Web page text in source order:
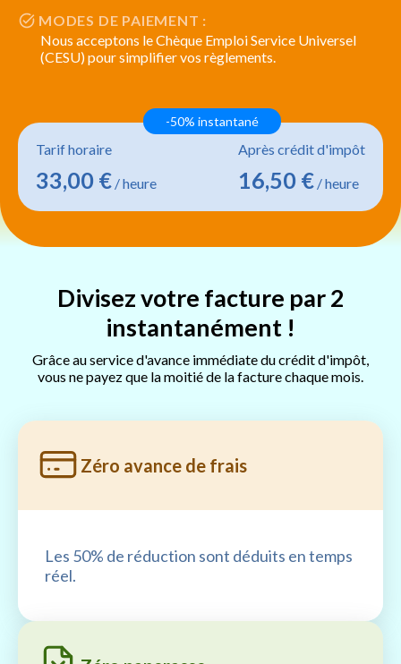
MODES DE PAIEMENT :
Nous acceptons le Chèque Emploi Service Universel
(CESU) pour simplifier vos règlements.
Tarif horaire
33,00 € / heure
Après crédit d'impôt
16,50 € / heure
-50% instantané
Divisez votre facture par 2
instantanément !
Grâce au service d'avance immédiate du crédit d'impôt,
vous ne payez que la moitié de la facture chaque mois.
Zéro avance de frais
Les 50% de réduction sont déduits en temps
réel.